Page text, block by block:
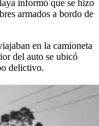
informó que se hizo
armados a bordo de
en la camioneta
del auto se ubicó
delictivo.